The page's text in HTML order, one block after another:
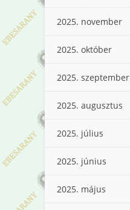
2025. november
2025. október
2025. szeptember
2025. augusztus
2025. július
2025. június
2025. május